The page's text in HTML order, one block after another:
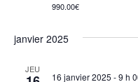
990.00€
janvier 2025
JEU
16 janvier 2025 - 9 h